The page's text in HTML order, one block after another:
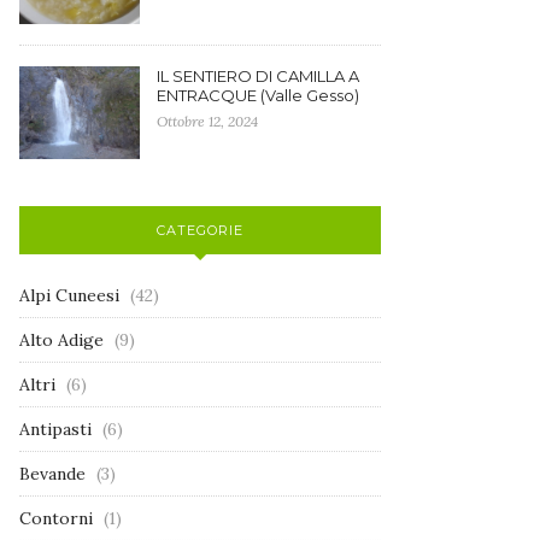
IL SENTIERO DI CAMILLA A
ENTRACQUE (Valle Gesso)
Ottobre 12, 2024
CATEGORIE
Alpi Cuneesi (42)
Alto Adige (9)
Altri (6)
Antipasti (6)
Bevande (3)
Contorni (1)